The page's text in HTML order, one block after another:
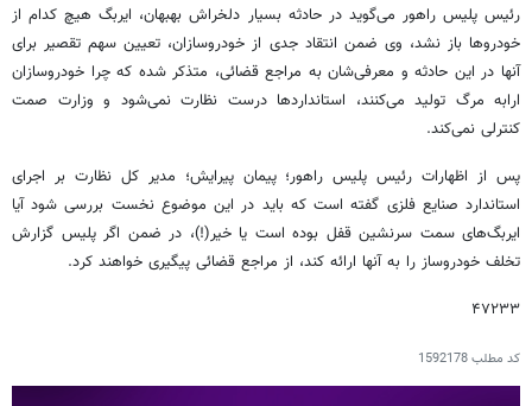
رئیس پلیس راهور می‌گوید در حادثه بسیار دلخراش بهبهان، ایربگ هیچ کدام از
خودروها باز نشد، وی ضمن انتقاد جدی از خودروسازان، تعیین سهم تقصیر برای
آنها در این حادثه و معرفی‌شان به مراجع قضائی، متذکر شده که چرا خودروسازان
ارابه مرگ تولید می‌کنند، استانداردها درست نظارت نمی‌شود و وزارت صمت
کنترلی نمی‌کند.
پس از اظهارات رئیس پلیس راهور؛ پیمان پیرایش؛ مدیر کل نظارت بر اجرای
استاندارد صنایع فلزی گفته است که باید در این موضوع نخست بررسی شود آیا
ایربگ‌های سمت سرنشین قفل بوده است یا خیر(!)، در ضمن اگر پلیس گزارش
تخلف خودروساز را به آنها ارائه کند، از مراجع قضائی پیگیری خواهند کرد.
۴۷۲۳۳
کد مطلب1592178